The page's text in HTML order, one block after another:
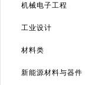
机械电子工程
工业设计
材料类
新能源材料与器件